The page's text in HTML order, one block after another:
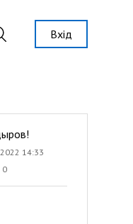
Вхід
14:33
0